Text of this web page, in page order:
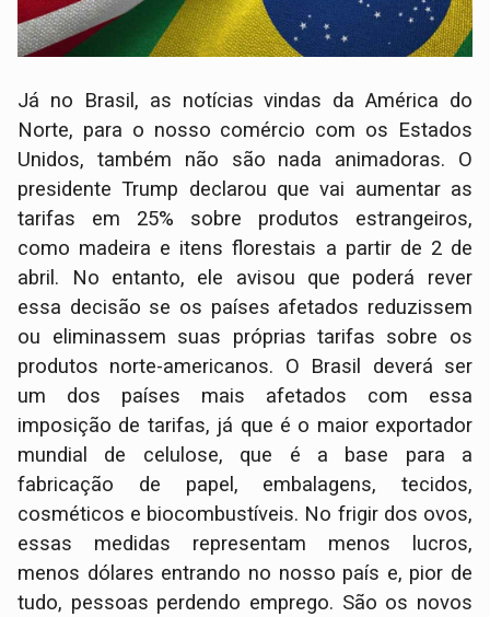
Já no Brasil, as notícias vindas da América do
Norte, para o nosso comércio com os Estados
Unidos, também não são nada animadoras. O
presidente Trump declarou que vai aumentar as
tarifas em 25% sobre produtos estrangeiros,
como madeira e itens florestais a partir de 2 de
abril. No entanto, ele avisou que poderá rever
essa decisão se os países afetados reduzissem
ou eliminassem suas próprias tarifas sobre os
produtos norte-americanos. O Brasil deverá ser
um dos países mais afetados com essa
imposição de tarifas, já que é o maior exportador
mundial de celulose, que é a base para a
fabricação de papel, embalagens, tecidos,
cosméticos e biocombustíveis. No frigir dos ovos,
essas medidas representam menos lucros,
menos dólares entrando no nosso país e, pior de
tudo, pessoas perdendo emprego. São os novos